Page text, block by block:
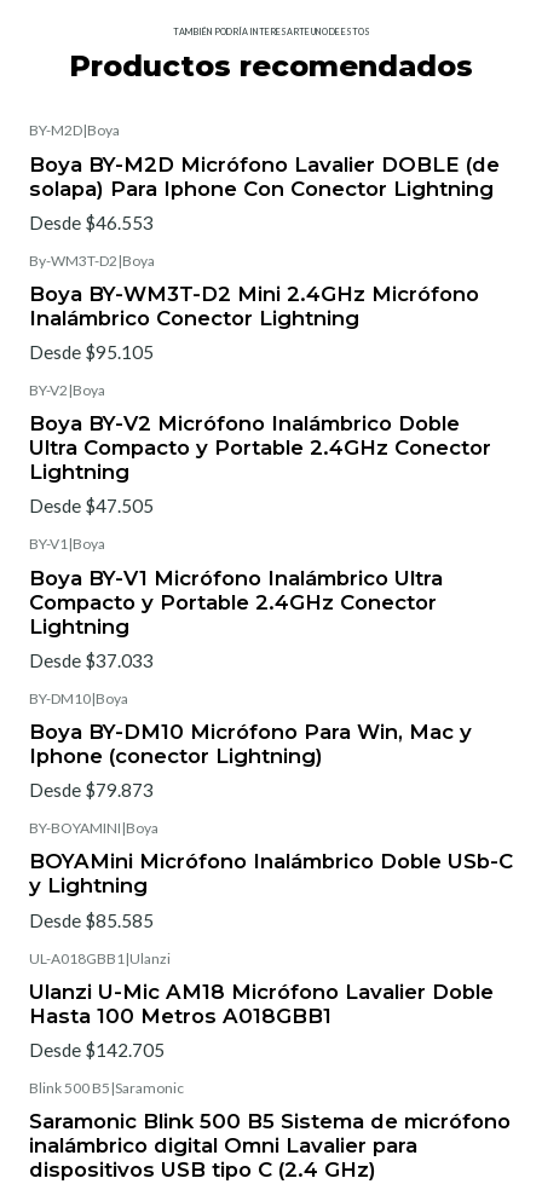
TAMBIÉN PODRÍA INTERESARTE UNO DE ESTOS
Productos recomendados
BY-M2D|Boya
Boya BY-M2D Micrófono Lavalier DOBLE (de
solapa) Para Iphone Con Conector Lightning
Desde $46.553
By-WM3T-D2 |Boya
Boya BY-WM3T-D2 Mini 2.4GHz Micrófono
Inalámbrico Conector Lightning
Desde $95.105
BY-V2 |Boya
Boya BY-V2 Micrófono Inalámbrico Doble
Ultra Compacto y Portable 2.4GHz Conector
Lightning
Desde $47.505
BY-V1|Boya
Boya BY-V1 Micrófono Inalámbrico Ultra
Compacto y Portable 2.4GHz Conector
Lightning
Desde $37.033
BY-DM10|Boya
Boya BY-DM10 Micrófono Para Win, Mac y
Iphone (conector Lightning)
Desde $79.873
BY-BOYAMINI |Boya
BOYAMini Micrófono Inalámbrico Doble USb-C
y Lightning
Desde $85.585
UL-A018GBB1 |Ulanzi
Ulanzi U-Mic AM18 Micrófono Lavalier Doble
Hasta 100 Metros A018GBB1
Desde $142.705
Blink 500 B5 |Saramonic
Saramonic Blink 500 B5 Sistema de micrófono
inalámbrico digital Omni Lavalier para
dispositivos USB tipo C (2.4 GHz)